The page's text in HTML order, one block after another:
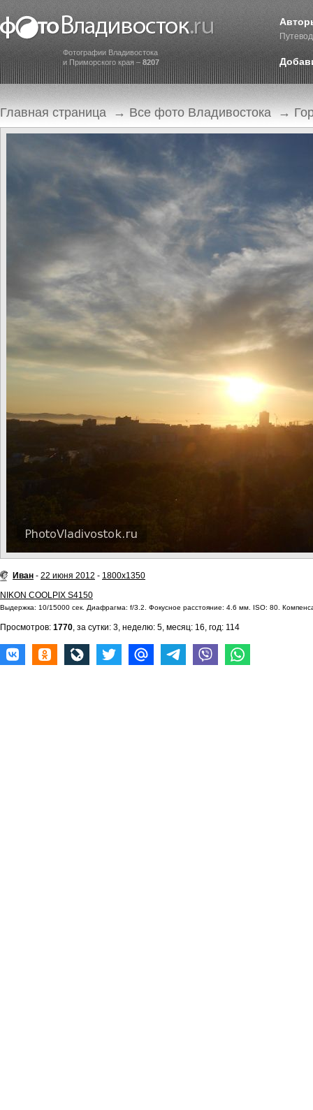
Фотографии Владивостока
и Приморского края – 8207
Главная страница → Все фото Владивостока →
Иван - 22 июня 2012 - 1800x1350
NIKON COOLPIX S4150
Выдержка: 10/15000 сек. Диафрагма: f/3.2. Фокусное расстояние: 4.6 мм. ISO: 80.
Просмотров: 1770, за сутки: 3, неделю: 5, месяц: 16, год: 114